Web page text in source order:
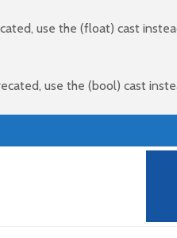
use the (float) cast
use the (bool) cast